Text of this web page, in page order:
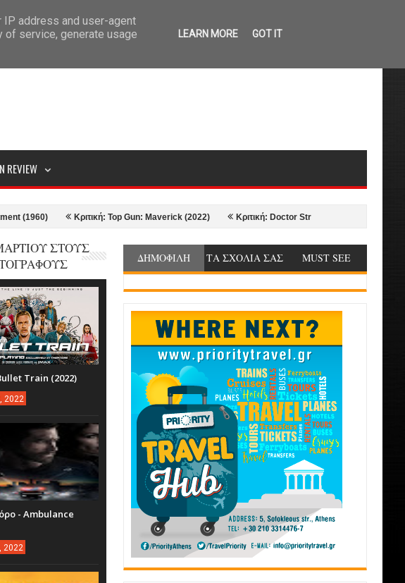
REVIEW
Κριτική: Top Gun: Maverick (2022) Κριτική: Doctor Strange in the Multiverse of
ΔΗΜΟΦΙΛΗ ΤΑ ΣΧΟΛΙΑ ΣΑΣ MUST SEE
ΣΤΟΥΣ
Train (2022)
2022
- Ambulance
2022
address and user-agent
of service, generate usage
LEARN MORE GOT IT